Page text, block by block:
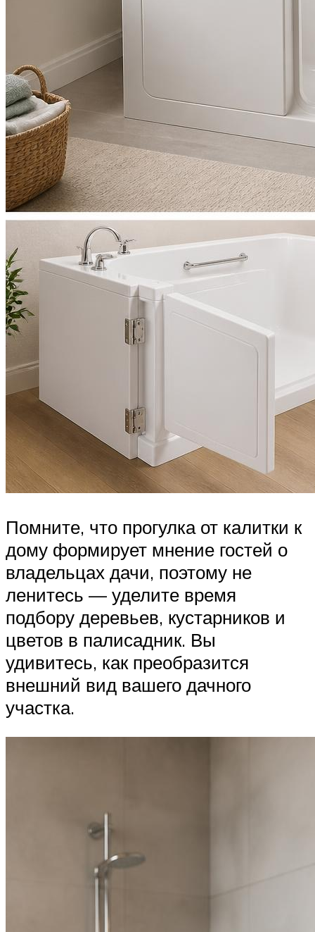
Помните, что прогулка от калитки к
дому формирует мнение гостей о
владельцах дачи, поэтому не
ленитесь — уделите время
подбору деревьев, кустарников и
цветов в палисадник. Вы
удивитесь, как преобразится
внешний вид вашего дачного
участка.